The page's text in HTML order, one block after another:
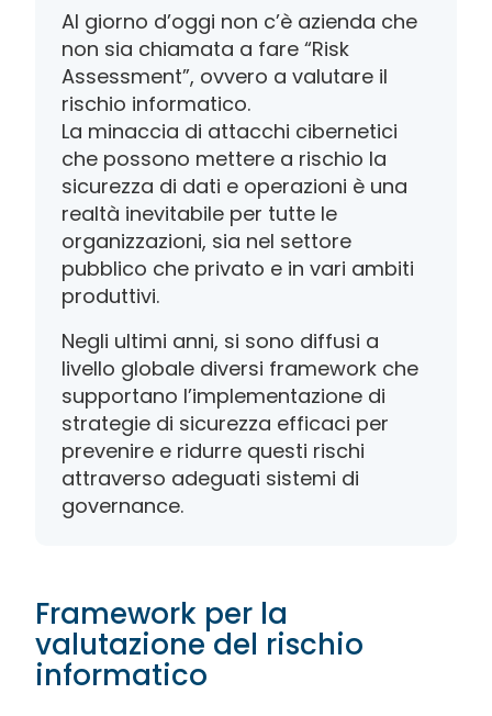
Al giorno d’oggi non c’è azienda che
non sia chiamata a fare “Risk
Assessment”, ovvero a valutare il
rischio informatico.
La minaccia di attacchi cibernetici
che possono mettere a rischio la
sicurezza di dati e operazioni è una
realtà inevitabile per tutte le
organizzazioni, sia nel settore
pubblico che privato e in vari ambiti
produttivi.
Negli ultimi anni, si sono diffusi a
livello globale diversi framework che
supportano l’implementazione di
strategie di sicurezza efficaci per
prevenire e ridurre questi rischi
attraverso adeguati sistemi di
governance.
Framework per la
valutazione del rischio
informatico